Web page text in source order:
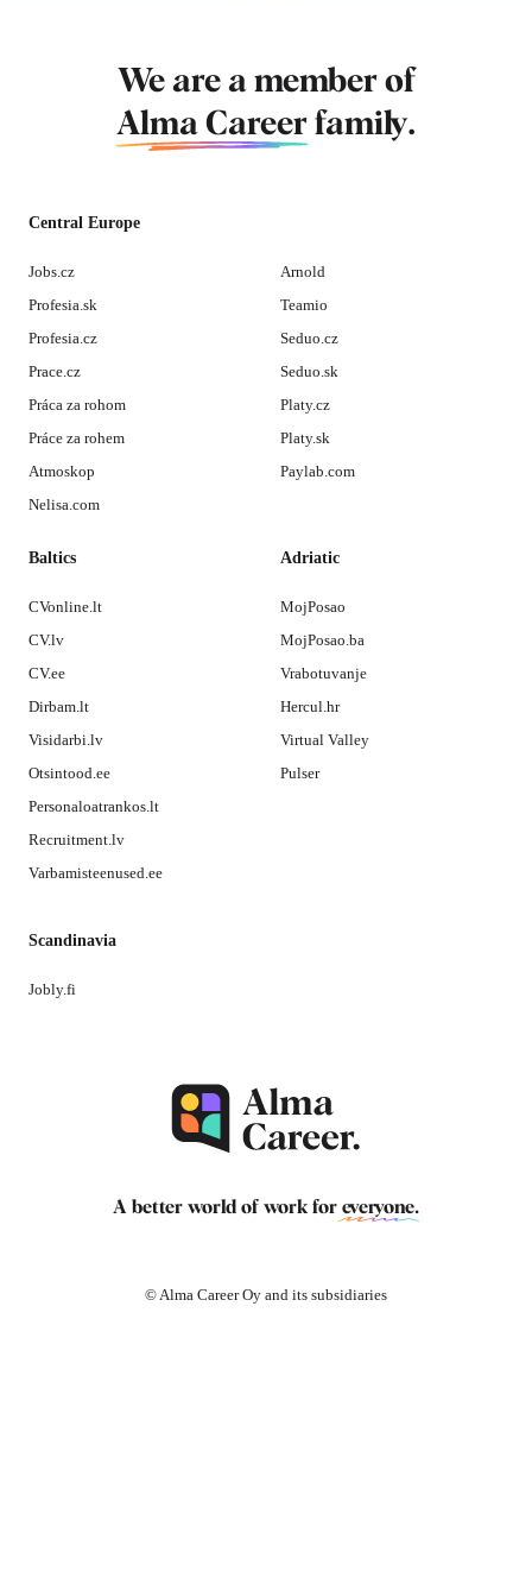
We are a member of
Alma Career family.
Central Europe
Jobs.cz
Profesia.sk
Profesia.cz
Prace.cz
Práca za rohom
Práce za rohem
Atmoskop
Nelisa.com
Arnold
Teamio
Seduo.cz
Seduo.sk
Platy.cz
Platy.sk
Paylab.com
Baltics
CVonline.lt
CV.lv
CV.ee
Dirbam.lt
Visidarbi.lv
Otsintood.ee
Personaloatrankos.lt
Recruitment.lv
Varbamisteenused.ee
Adriatic
MojPosao
MojPosao.ba
Vrabotuvanje
Hercul.hr
Virtual Valley
Pulser
Scandinavia
Jobly.fi
A better world of work for everyone.
© Alma Career Oy and its subsidiaries